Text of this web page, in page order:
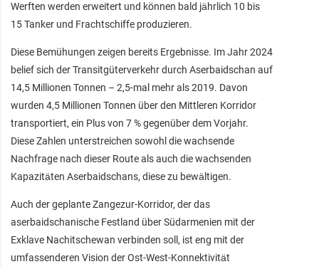
Werften werden erweitert und können bald jährlich 10 bis
15 Tanker und Frachtschiffe produzieren.
Diese Bemühungen zeigen bereits Ergebnisse. Im Jahr 2024
belief sich der Transitgüterverkehr durch Aserbaidschan auf
14,5 Millionen Tonnen – 2,5-mal mehr als 2019. Davon
wurden 4,5 Millionen Tonnen über den Mittleren Korridor
transportiert, ein Plus von 7 % gegenüber dem Vorjahr.
Diese Zahlen unterstreichen sowohl die wachsende
Nachfrage nach dieser Route als auch die wachsenden
Kapazitäten Aserbaidschans, diese zu bewältigen.
Auch der geplante Zangezur-Korridor, der das
aserbaidschanische Festland über Südarmenien mit der
Exklave Nachitschewan verbinden soll, ist eng mit der
umfassenderen Vision der Ost-West-Konnektivität